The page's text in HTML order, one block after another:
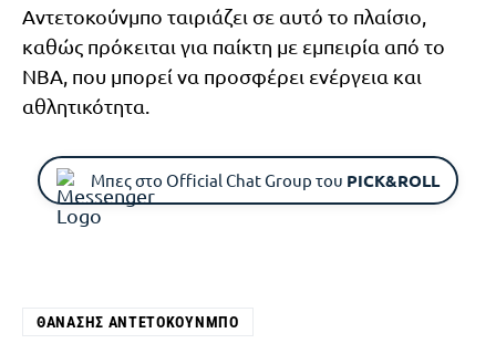
Αντετοκούνμπο ταιριάζει σε αυτό το πλαίσιο,
καθώς πρόκειται για παίκτη με εμπειρία από το
NBA, που μπορεί να προσφέρει ενέργεια και
αθλητικότητα.
Μπες στο Official Chat Group του PICK&ROLL
ΘΑΝΆΣΗΣ ΑΝΤΕΤΟΚΟΎΝΜΠΟ